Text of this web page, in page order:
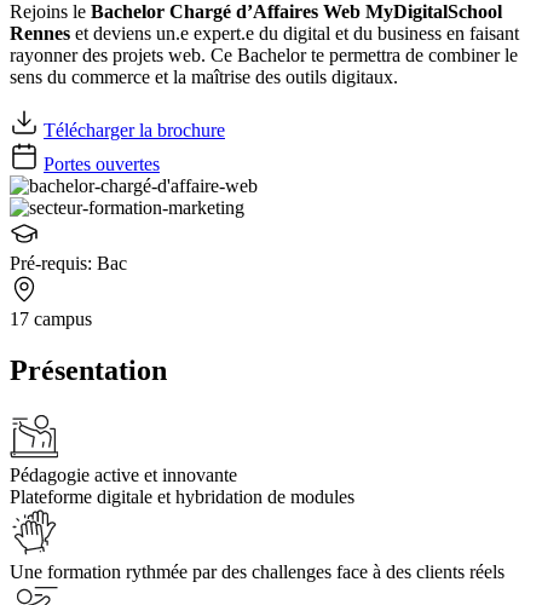
Rejoins le Bachelor Chargé d’Affaires Web MyDigitalSchool
Rennes et deviens un.e expert.e du digital et du business en faisant
rayonner des projets web. Ce Bachelor te permettra de combiner le
sens du commerce et la maîtrise des outils digitaux.
Télécharger la brochure
Portes ouvertes
Pré-requis: Bac
17 campus
Présentation
Pédagogie active et innovante
Plateforme digitale et hybridation de modules
Une formation rythmée par des challenges face à des clients réels